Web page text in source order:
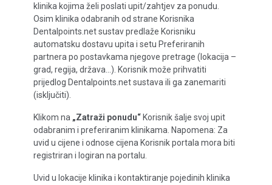
klinika kojima želi poslati upit/zahtjev za ponudu.
Osim klinika odabranih od strane Korisnika
Dentalpoints.net sustav predlaže Korisniku
automatsku dostavu upita i setu Preferiranih
partnera po postavkama njegove pretrage (lokacija –
grad, regija, država…). Korisnik može prihvatiti
prijedlog Dentalpoints.net sustava ili ga zanemariti
(isključiti).
Klikom na „Zatraži ponudu“ Korisnik šalje svoj upit
odabranim i preferiranim klinikama. Napomena: Za
uvid u cijene i odnose cijena Korisnik portala mora biti
registriran i logiran na portalu.
Uvid u lokacije klinika i kontaktiranje pojedinih klinika